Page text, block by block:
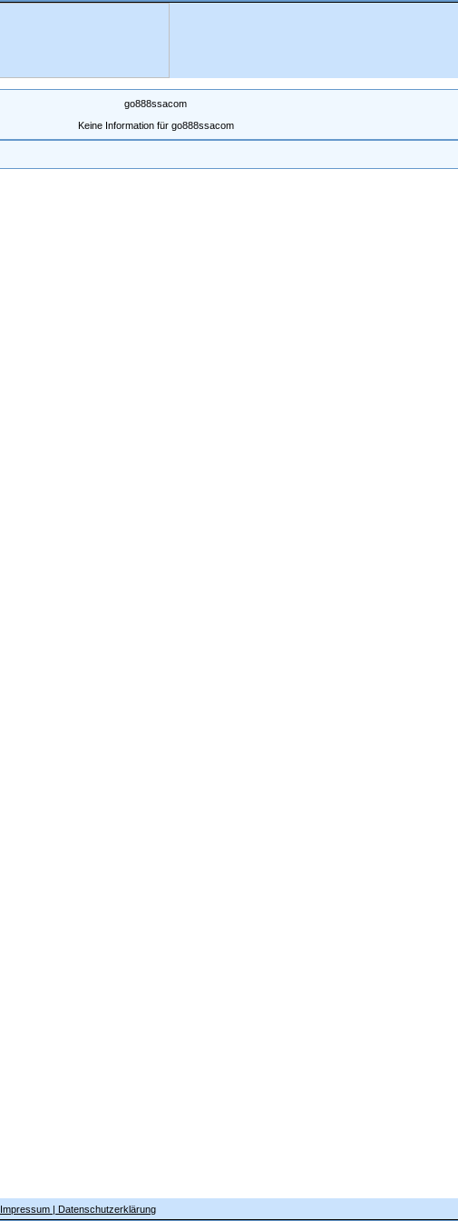
go888ssacom
Keine Information für go888ssacom
Impressum | Datenschutzerklärung